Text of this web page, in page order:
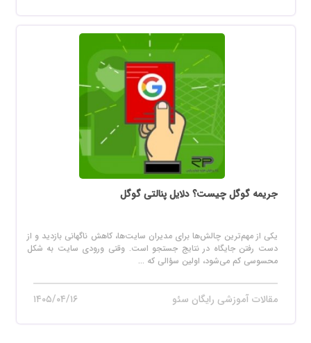
جریمه گوگل چیست؟ دلایل پنالتی گوگل
یکی از مهم‌ترین چالش‌ها برای مدیران سایت‌ها، کاهش ناگهانی بازدید و از
دست رفتن جایگاه در نتایج جستجو است. وقتی ورودی سایت به شکل
محسوسی کم می‌شود، اولین سؤالی که ...
مقالات آموزشی رایگان سئو ۱۴۰۵/۰۴/۱۶